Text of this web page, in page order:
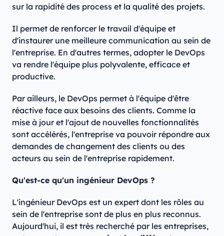
sur la rapidité des process et la qualité des projets.
Il permet de renforcer le travail d'équipe et
d'instaurer une meilleure communication au sein de
l'entreprise. En d'autres termes, adopter le DevOps
va rendre l'équipe plus polyvalente, efficace et
productive.
Par ailleurs, le DevOps permet à l'équipe d'être
réactive face aux besoins des clients. Comme la
mise à jour et l'ajout de nouvelles fonctionnalités
sont accélérés, l'entreprise va pouvoir répondre aux
demandes de changement des clients ou des
acteurs au sein de l'entreprise rapidement.
Qu'est-ce qu'un ingénieur DevOps ?
L'ingénieur DevOps est un expert dont les rôles au
sein de l'entreprise sont de plus en plus reconnus.
Aujourd'hui, il est très recherché par les entreprises,